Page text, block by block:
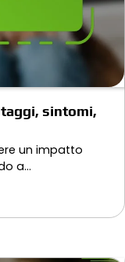
sintomi,
un impatto
a…